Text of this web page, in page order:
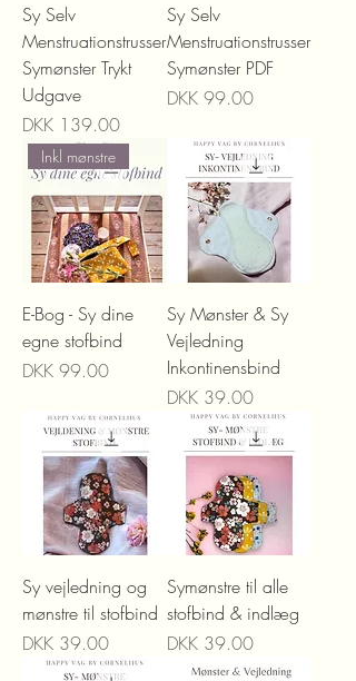
Sy Selv
Menstruationstrusser
Symønster Trykt
Udgave
Price
DKK 139.00
Sy Selv
Menstruationstrusser
Symønster PDF
Price
DKK 99.00
Inkl mønstre
E-Bog - Sy dine
egne stofbind
Price
DKK 99.00
Sy Mønster & Sy
Vejledning
Inkontinensbind
Price
DKK 39.00
Sy vejledning og
mønstre til stofbind
Price
DKK 39.00
Symønstre til alle
stofbind & indlæg
Price
DKK 39.00